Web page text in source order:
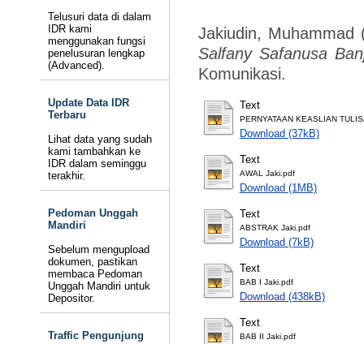
Telusuri data di dalam
IDR kami
menggunakan fungsi
penelusuran lengkap
(Advanced).
Update Data IDR
Terbaru
Lihat data yang sudah
kami tambahkan ke
IDR dalam seminggu
terakhir.
Pedoman Unggah
Mandiri
Sebelum mengupload
dokumen, pastikan
membaca Pedoman
Unggah Mandiri untuk
Depositor.
Traffic Pengunjung
Jakiudin, Muhammad
Salfany Safanusa
Komunikasi.
Text
PERNYATAAN KEASLIAN
Download (37kB)
Text
AWAL Jaki.pdf
Download (1MB)
Text
ABSTRAK Jaki.pdf
Download (7kB)
Text
BAB I Jaki.pdf
Download (438kB)
Text
BAB II Jaki.pdf